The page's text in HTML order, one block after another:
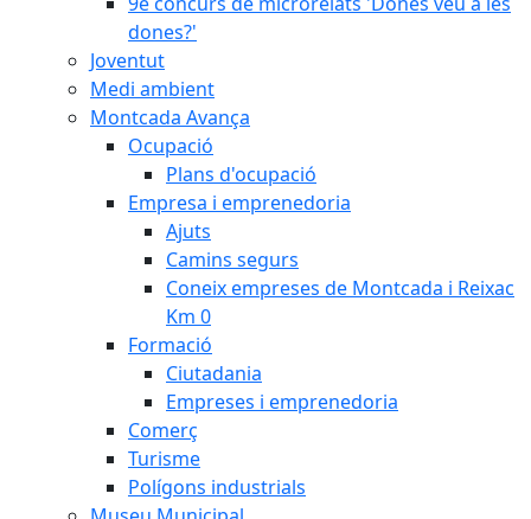
dones?'
Joventut
Medi ambient
Montcada Avança
Ocupació
Plans d'ocupació
Empresa i emprenedoria
Ajuts
Camins segurs
Coneix empreses de Montcada i Reixac
Km 0
Formació
Ciutadania
Empreses i emprenedoria
Comerç
Turisme
Polígons industrials